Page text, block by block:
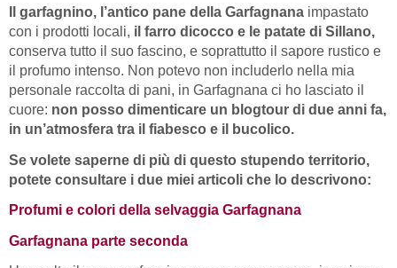
Il garfagnino, l’antico pane della Garfagnana impastato
con i prodotti locali, il farro dicocco e le patate di Sillano,
conserva tutto il suo fascino, e soprattutto il sapore rustico e
il profumo intenso. Non potevo non includerlo nella mia
personale raccolta di pani, in Garfagnana ci ho lasciato il
cuore: non posso dimenticare un blogtour di due anni fa,
in un’atmosfera tra il fiabesco e il bucolico.
Se volete saperne di più di questo stupendo territorio,
potete consultare i due miei articoli che lo descrivono:
Profumi e colori della selvaggia Garfagnana
Garfagnana parte seconda